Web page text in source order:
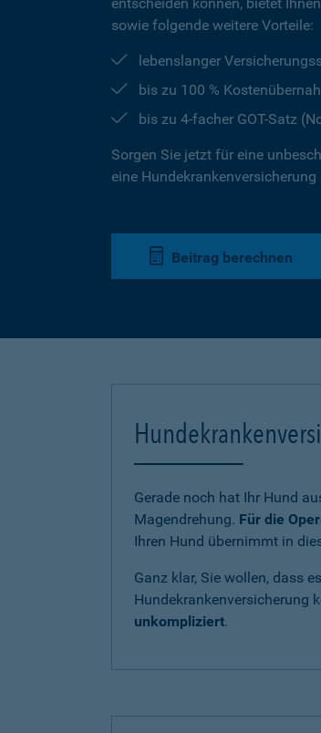
sowie folgende weitere Vorteile:
lebenslanger
bis zu 100 %
bis zu 4-facher GOT-Satz
Sorgen Sie jetzt für eine
eine Hundekrankenversicherung
Beitrag berechnen
Gerade noch hat Ihr Hund
Magendrehung. Für die
Ihren Hund übernimmt in
Ganz klar, Sie wollen, dass
Hundekrankenversicherung
unkompliziert.